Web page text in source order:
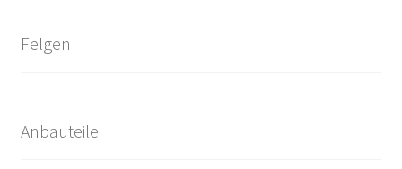
Felgen
Anbauteile